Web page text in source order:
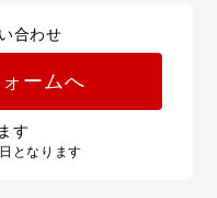
合わせ
ームへ
す
となります